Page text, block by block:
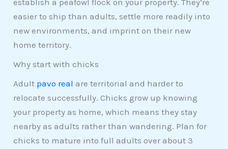
establish a peafowl flock on your property. They’re
easier to ship than adults, settle more readily into
new environments, and imprint on their new
home territory.
Why start with chicks
Adult pavo real are territorial and harder to
relocate successfully. Chicks grow up knowing
your property as home, which means they stay
nearby as adults rather than wandering. Plan for
chicks to mature into full adults over about 3